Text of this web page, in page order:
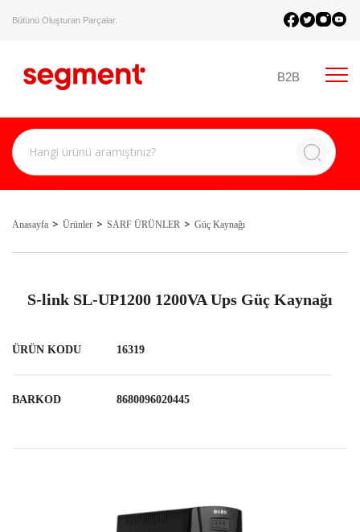
Bütünü Oluşturan Parçalar.
B2B
Anasayfa Ürünler SARF ÜRÜNLER Güç Kaynağı
S-link SL-UP1200 1200VA Ups Güç Kaynağı
ÜRÜN KODU 16319
BARKOD 8680096020445